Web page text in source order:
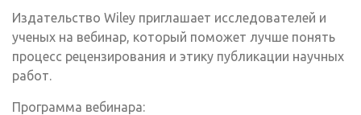
Издательство Wiley приглашает исследователей и
ученых на вебинар, который поможет лучше понять
процесс рецензирования и этику публикации научных
работ.
Программа вебинара: